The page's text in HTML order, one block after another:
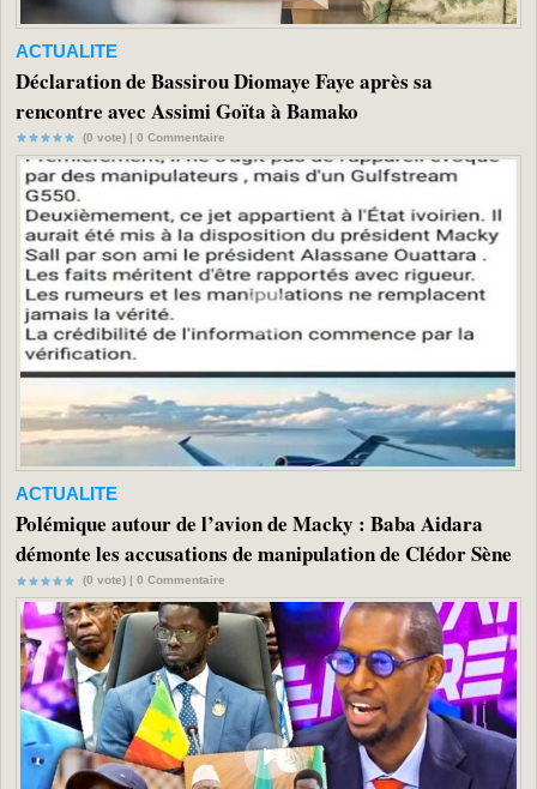
ACTUALITE
Déclaration de Bassirou Diomaye Faye après sa
rencontre avec Assimi Goïta à Bamako
(0 vote) | 0 Commentaire
ACTUALITE
Polémique autour de l’avion de Macky : Baba Aidara
démonte les accusations de manipulation de Clédor Sène
(0 vote) | 0 Commentaire